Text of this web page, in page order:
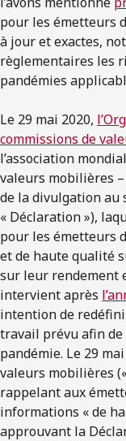
pour les émetteurs
à jour et exactes,
règlementaires les
pandémies
Le 29 mai 2020,
commissions de
l’association
valeurs mobilières –
de la divulgation au
« Déclaration »),
pour les émetteurs
et de haute qualité
sur leur rendement
intervient après
intention de
travail prévu afin de
pandémie. Le 29
valeurs mobilières
rappelant aux
informations « de
approuvant la